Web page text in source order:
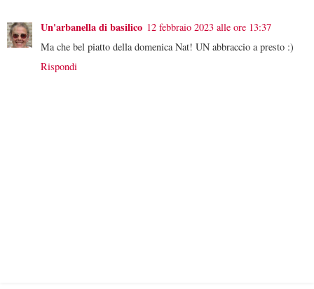
Un'arbanella di basilico 12 febbraio 2023 alle ore 13:37
Ma che bel piatto della domenica Nat! UN abbraccio a presto :)
Rispondi